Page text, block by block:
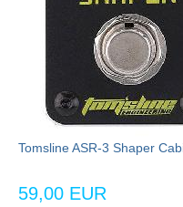
Tomsline ASR-3 Shaper
59,00 EUR